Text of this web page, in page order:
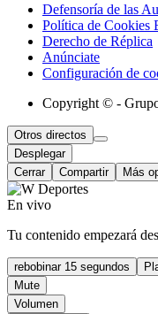
Defensoría de las
Política de Cookies
Derecho de Réplica
Anúnciate
Configuración de
Copyright © -
Otros directos
Desplegar
Cerrar
Compartir Más
En vivo
Tu contenido empezará
rebobinar 15 segundos
Mute
Volumen